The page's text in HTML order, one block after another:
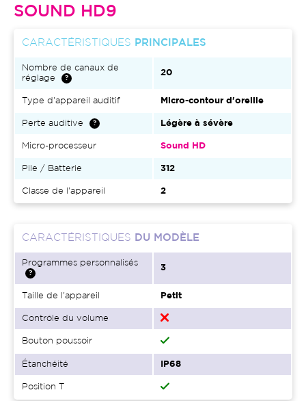
SOUND HD9
CARACTÉRISTIQUES PRINCIPALES
Nombre de canaux de
réglage
20
Type d'appareil auditif Micro-contour d'oreille
Perte auditive Légère à sévère
Micro-processeur Sound HD
Pile / Batterie 312
Classe de l'appareil 2
CARACTÉRISTIQUES DU MODÈLE
Programmes personnalisés
3
Taille de l'appareil Petit
Contrôle du volume
Bouton poussoir
Étanchéité IP68
Position T